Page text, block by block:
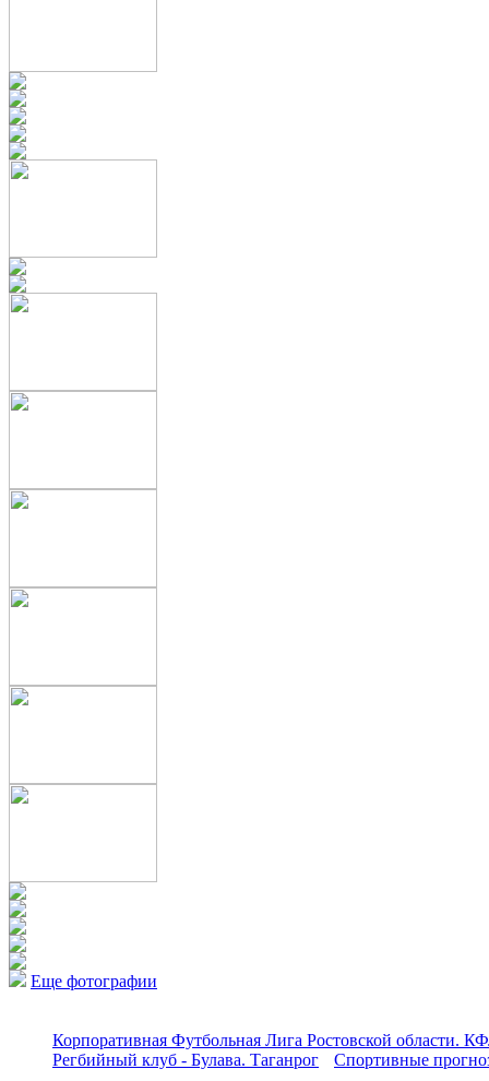
Еще фотографии
Корпоративная Футбольная Лига Ростовской области.
Регбийный клуб - Булава. Таганрог
Спортивные